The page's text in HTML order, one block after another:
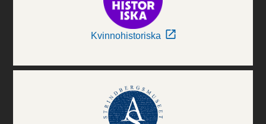
Kvinnohistoriska